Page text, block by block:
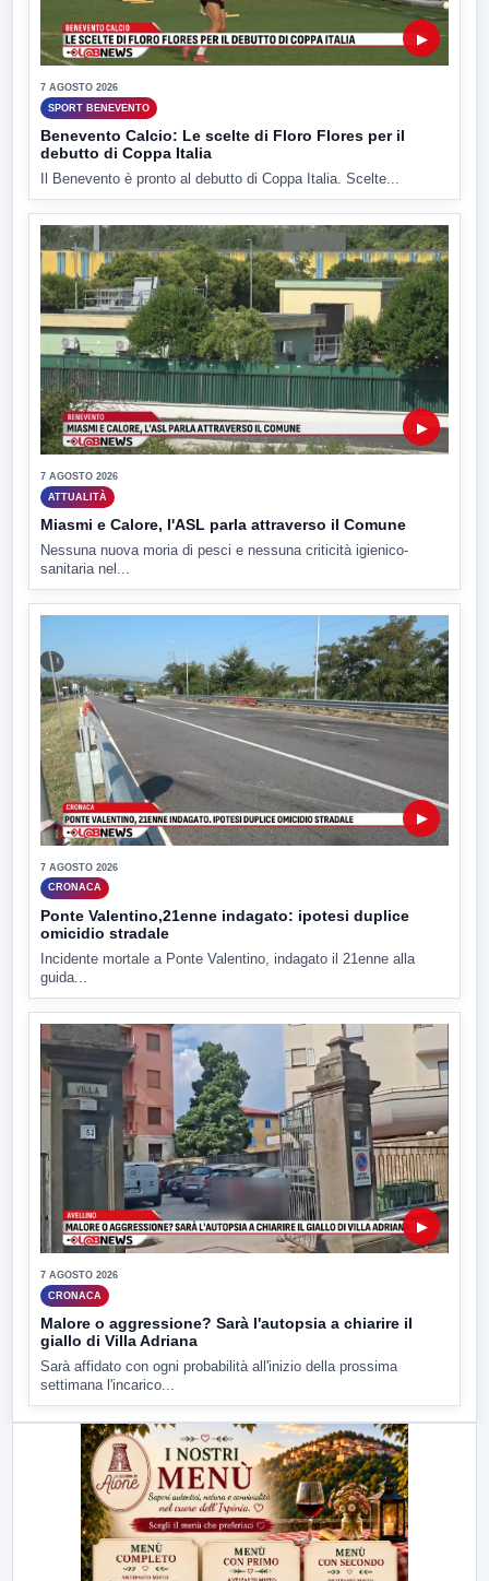
▶
7 AGOSTO 2026
SPORT BENEVENTO
Benevento Calcio: Le scelte di Floro Flores per il
debutto di Coppa Italia
Il Benevento è pronto al debutto di Coppa Italia. Scelte...
▶
7 AGOSTO 2026
ATTUALITÀ
Miasmi e Calore, l'ASL parla attraverso il Comune
Nessuna nuova moria di pesci e nessuna criticità igienico-
sanitaria nel...
▶
7 AGOSTO 2026
CRONACA
Ponte Valentino,21enne indagato: ipotesi duplice
omicidio stradale
Incidente mortale a Ponte Valentino, indagato il 21enne alla
guida...
▶
7 AGOSTO 2026
CRONACA
Malore o aggressione? Sarà l'autopsia a chiarire il
giallo di Villa Adriana
Sarà affidato con ogni probabilità all'inizio della prossima
settimana l'incarico...